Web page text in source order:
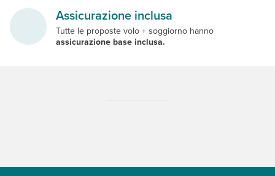
Assicurazione inclusa
Tutte le proposte volo + soggiorno hanno
assicurazione base inclusa.